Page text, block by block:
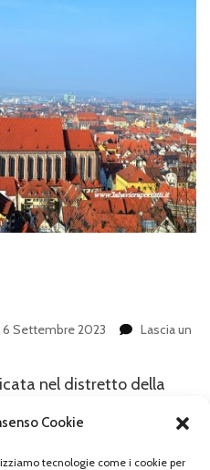
Cookie
tecnologie come i cookie per
6 Settembre 2023
Lascia un
nel distretto della
Bagnata dall’Isar e